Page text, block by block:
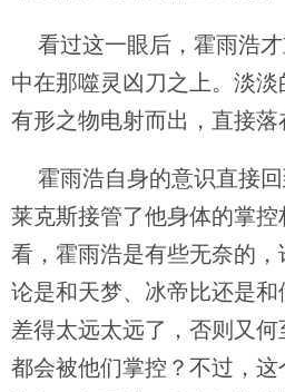
看过这一眼后，霍雨浩才
中在那噬灵凶刀之上。淡
有形之物电射而出，直接落
霍雨浩自身的意识直接
莱克斯接管了他身体的掌
看，霍雨浩是有些无奈的
论是和天梦、冰帝比还是
差得太远太远了，否则又
都会被他们掌控？不过，